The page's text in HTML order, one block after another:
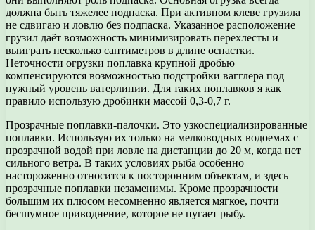
должна быть тяжелее подпаска. При активном клеве грузила
не сдвигаю и ловлю без подпаска. Указанное расположение
грузил даёт возможность минимизировать перехлесты и
выиграть несколько сантиметров в длине оснастки.
Неточности огрузки поплавка крупной дробью
компенсируются возможностью подстройки вагглера под
нужный уровень ватерлинии. Для таких поплавков я как
правило использую дробинки массой 0,3-0,7 г.
Прозрачные поплавки-палочки. Это узкоспециализированные
поплавки. Использую их только на мелководных водоемах с
прозрачной водой при ловле на дистанции до 20 м, когда нет
сильного ветра. В таких условиях рыба особенно
настороженно относится к посторонним объектам, и здесь
прозрачные поплавки незаменимы. Кроме прозрачности
большим их плюсом несомненно является мягкое, почти
бесшумное приводнение, которое не пугает рыбу.